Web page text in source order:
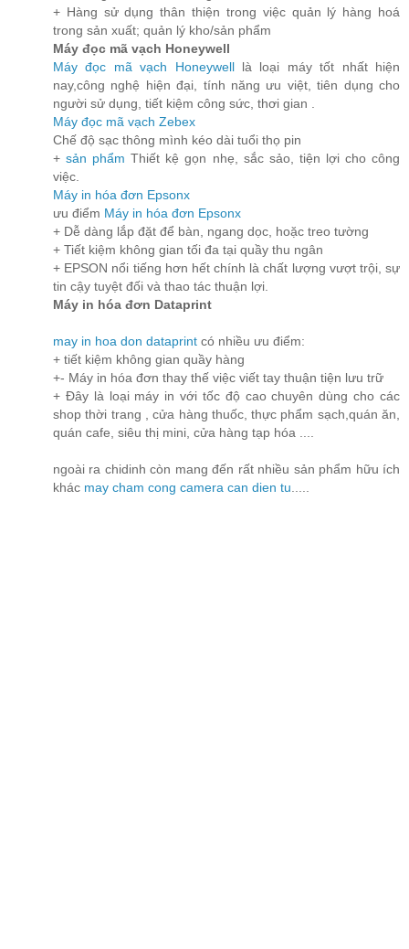
+ Hàng sử dụng thân thiện trong việc quản lý hàng hoá
trong sản xuất; quản lý kho/sản phẩm
Máy đọc mã vạch Honeywell
Máy đọc mã vạch Honeywelllà loại máy tốt nhất hiện
nay,công nghệ hiện đại, tính năng ưu việt, tiên dụng cho
người sử dụng, tiết kiệm công sức, thơi gian .
Máy đọc mã vạch Zebex
Chế độ sạc thông mình kéo dài tuổi thọ pin
+sản phẩmThiết kệ gọn nhẹ, sắc sảo, tiện lợi cho công
việc.
Máy in hóa đơn Epsonx
ưu điểm Máy in hóa đơn Epsonx
+ Dễ dàng lắp đặt để bàn, ngang dọc, hoặc treo tường
+ Tiết kiệm không gian tối đa tại quầy thu ngân
+ EPSON nổi tiếng hơn hết chính là chất lượng vượt trội, sự
tin cậy tuyệt đối và thao tác thuận lợi.
Máy in hóa đơn Dataprint
may in hoa don dataprint có nhiều ưu điểm:
+ tiết kiệm không gian quầy hàng
+- Máy in hóa đơn thay thế việc viết tay thuận tiện lưu trữ
+ Đây là loại máy in với tốc độ cao chuyên dùng cho các
shop thời trang , cửa hàng thuốc, thực phẩm sạch,quán ăn,
quán cafe, siêu thị mini, cửa hàng tạp hóa ....
ngoài ra chidinh còn mang đến rất nhiều sản phẩm hữu ích
khác may cham cong camera can dien tu